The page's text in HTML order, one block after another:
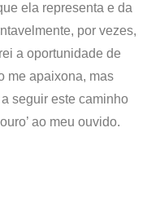
ela representa e da
por vezes,
a oportunidade de
me apaixona, mas
seguir este caminho
ao meu ouvido.